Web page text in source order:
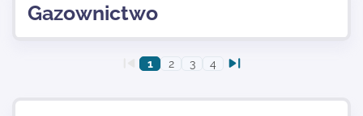
Gazownictwo
1 2 3 4